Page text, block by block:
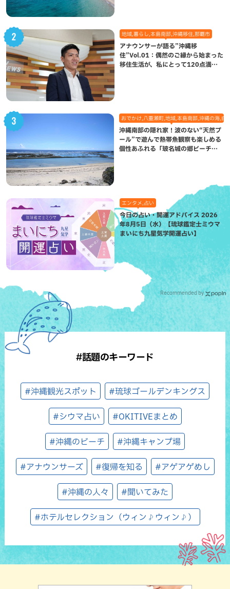
地域,暮らし,本島南部,沖縄移住,那覇市
アナウンサーが語る”沖縄移
住”Vol.01：偶然のご縁から始まった
移住生活が、私にとって120点満点
おでかけ,八重瀬町,地域,本島南部,沖縄の海,自
沖縄南部の隠れ家！波のない“天然プ
ール”で遊んで熱帯魚観察も楽しめる
個性あふれる「玻名城の郷ビーチ」
エンタメ,占い
今日の占い・開運アドバイス 2026
年8月5日（水）【琉球鑑定士ミウマ
まいにち九星気学開運占い】
Recommended by
#話題のキーワード
#沖縄観光スポット #琉球ゴールデンキングス
#シウマ占い #OKITIVEまとめ
#沖縄のビーチ #沖縄キャンプ場
#アナウンサーズ #復帰を知る #アゲアゲめし
#沖縄の人々 #聞いてみた
#ホテルセレクション（ウィン♪ウィン♪）